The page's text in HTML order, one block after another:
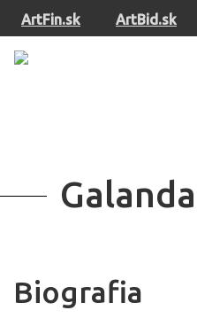
ArtFin.sk ArtBid.sk
Biografia